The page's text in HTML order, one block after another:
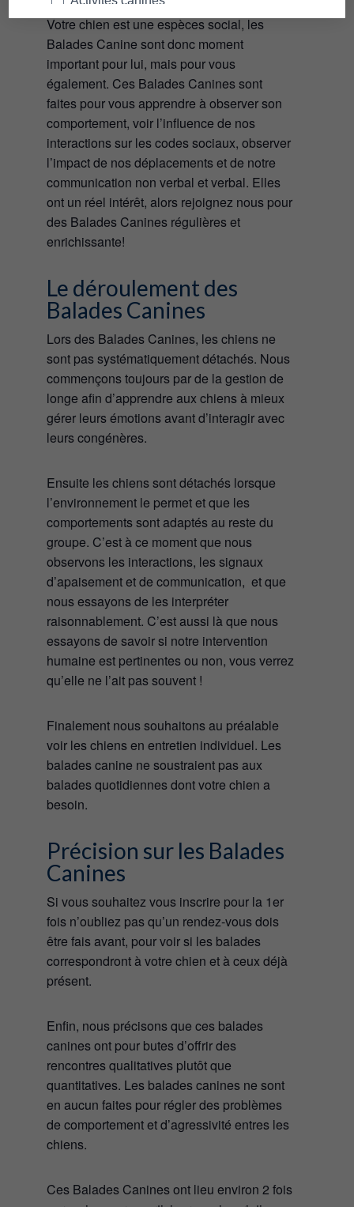
Votre chien est une espèces social, les
Balades Canine sont donc moment
important pour lui, mais pour vous
également. Ces Balades Canines sont
faites pour vous apprendre à observer son
comportement, voir l’influence de nos
interactions sur les codes sociaux, observer
l’impact de nos déplacements et de notre
communication non verbal et verbal. Elles
ont un réel intérêt, alors rejoignez nous pour
des Balades Canines régulières et
enrichissante!
Le déroulement des
Balades Canines
Lors des Balades Canines, les chiens ne
sont pas systématiquement détachés. Nous
commençons toujours par de la gestion de
longe afin d’apprendre aux chiens à mieux
gérer leurs émotions avant d’interagir avec
leurs congénères.
Ensuite les chiens sont détachés lorsque
l’environnement le permet et que les
comportements sont adaptés au reste du
groupe. C’est à ce moment que nous
observons les interactions, les signaux
d’apaisement et de communication, et que
nous essayons de les interpréter
raisonnablement. C’est aussi là que nous
essayons de savoir si notre intervention
humaine est pertinentes ou non, vous verrez
qu’elle ne l’ait pas souvent !
Finalement nous souhaitons au préalable
voir les chiens en entretien individuel. Les
balades canine ne soustraient pas aux
balades quotidiennes dont votre chien a
besoin.
Précision sur les Balades
Canines
Si vous souhaitez vous inscrire pour la 1er
fois n’oubliez pas qu’un rendez-vous dois
être fais avant, pour voir si les balades
correspondront à votre chien et à ceux déjà
présent.
Enfin, nous précisons que ces balades
canines ont pour butes d’offrir des
rencontres qualitatives plutôt que
quantitatives. Les balades canines ne sont
en aucun faites pour régler des problèmes
de comportement et d’agressivité entres les
chiens.
Ces Balades Canines ont lieu environ 2 fois